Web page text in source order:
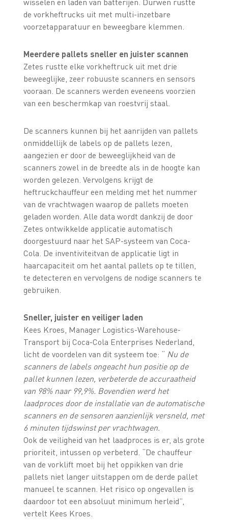
de vorkheftrucks uit met multi-inzetbare
voorzetapparatuur en beweegbare klemmen.
Meerdere pallets sneller en juister scannen
Zetes rustte elke vorkheftruck uit met drie
beweeglijke, zeer robuuste scanners en sensors
vooraan. De scanners werden eveneens voorzien
van een beschermkap van roestvrij staal.
De scanners kunnen bij het aanrijden van pallets
onmiddellijk de labels op de pallets lezen,
aangezien er door de beweeglijkheid van de
scanners zowel in de breedte als in de hoogte kan
worden gelezen. Vervolgens krijgt de
heftruckchauffeur een melding met het nummer
van de vrachtwagen waarop de pallets moeten
geladen worden. Alle data wordt dankzij de door
Zetes ontwikkelde applicatie automatisch
doorgestuurd naar het SAP-systeem van Coca-
Cola. De inventiviteitvan de applicatie ligt in
haarcapaciteit om het aantal pallets op te tillen,
te detecteren en vervolgens de nodige scanners te
gebruiken.
Sneller, juister en veiliger laden
Kees Kroes, Manager Logistics-Warehouse-
Transport bij Coca-Cola Enterprises Nederland,
licht de voordelen van dit systeem toe: “ Nu de
scanners de labels ongeacht hun positie op de
pallet kunnen lezen, verbeterde de accuraatheid
van 98% naar 99,9%. Bovendien werd het
laadproces door de installatie van de automatische
scanners en de sensoren aanzienlijk versneld, met
6 minuten tijdswinst per vrachtwagen.
Ook de veiligheid van het laadproces is er, als grote
prioriteit, intussen op verbeterd. “De chauffeur
van de vorklift moet bij het oppikken van drie
pallets niet langer uitstappen om de derde pallet
manueel te scannen. Het risico op ongevallen is
daardoor tot een absoluut minimum herleid”,
vertelt Kees Kroes.